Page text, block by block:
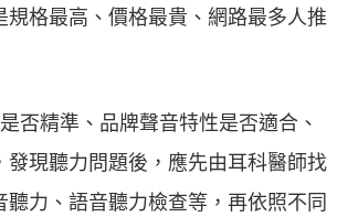
格最高、價格最貴、網路最多人推
否精準、品牌聲音特性是否適合、
現聽力問題後，應先由耳科醫師找
力、語音聽力檢查等，再依照不同